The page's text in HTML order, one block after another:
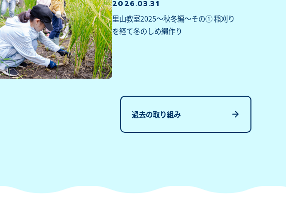
2026.03.31
里山教室2025～秋冬編～その① 稲刈り
を経て冬のしめ縄作り
過去の取り組み